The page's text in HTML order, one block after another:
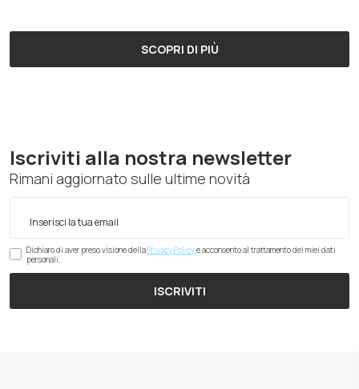
SCOPRI DI PIÙ
Iscriviti alla nostra newsletter
Rimani aggiornato sulle ultime novità
Dichiaro di aver preso visione dellaPrivacy Policye acconsento al trattamento dei miei dati
personali.
ISCRIVITI